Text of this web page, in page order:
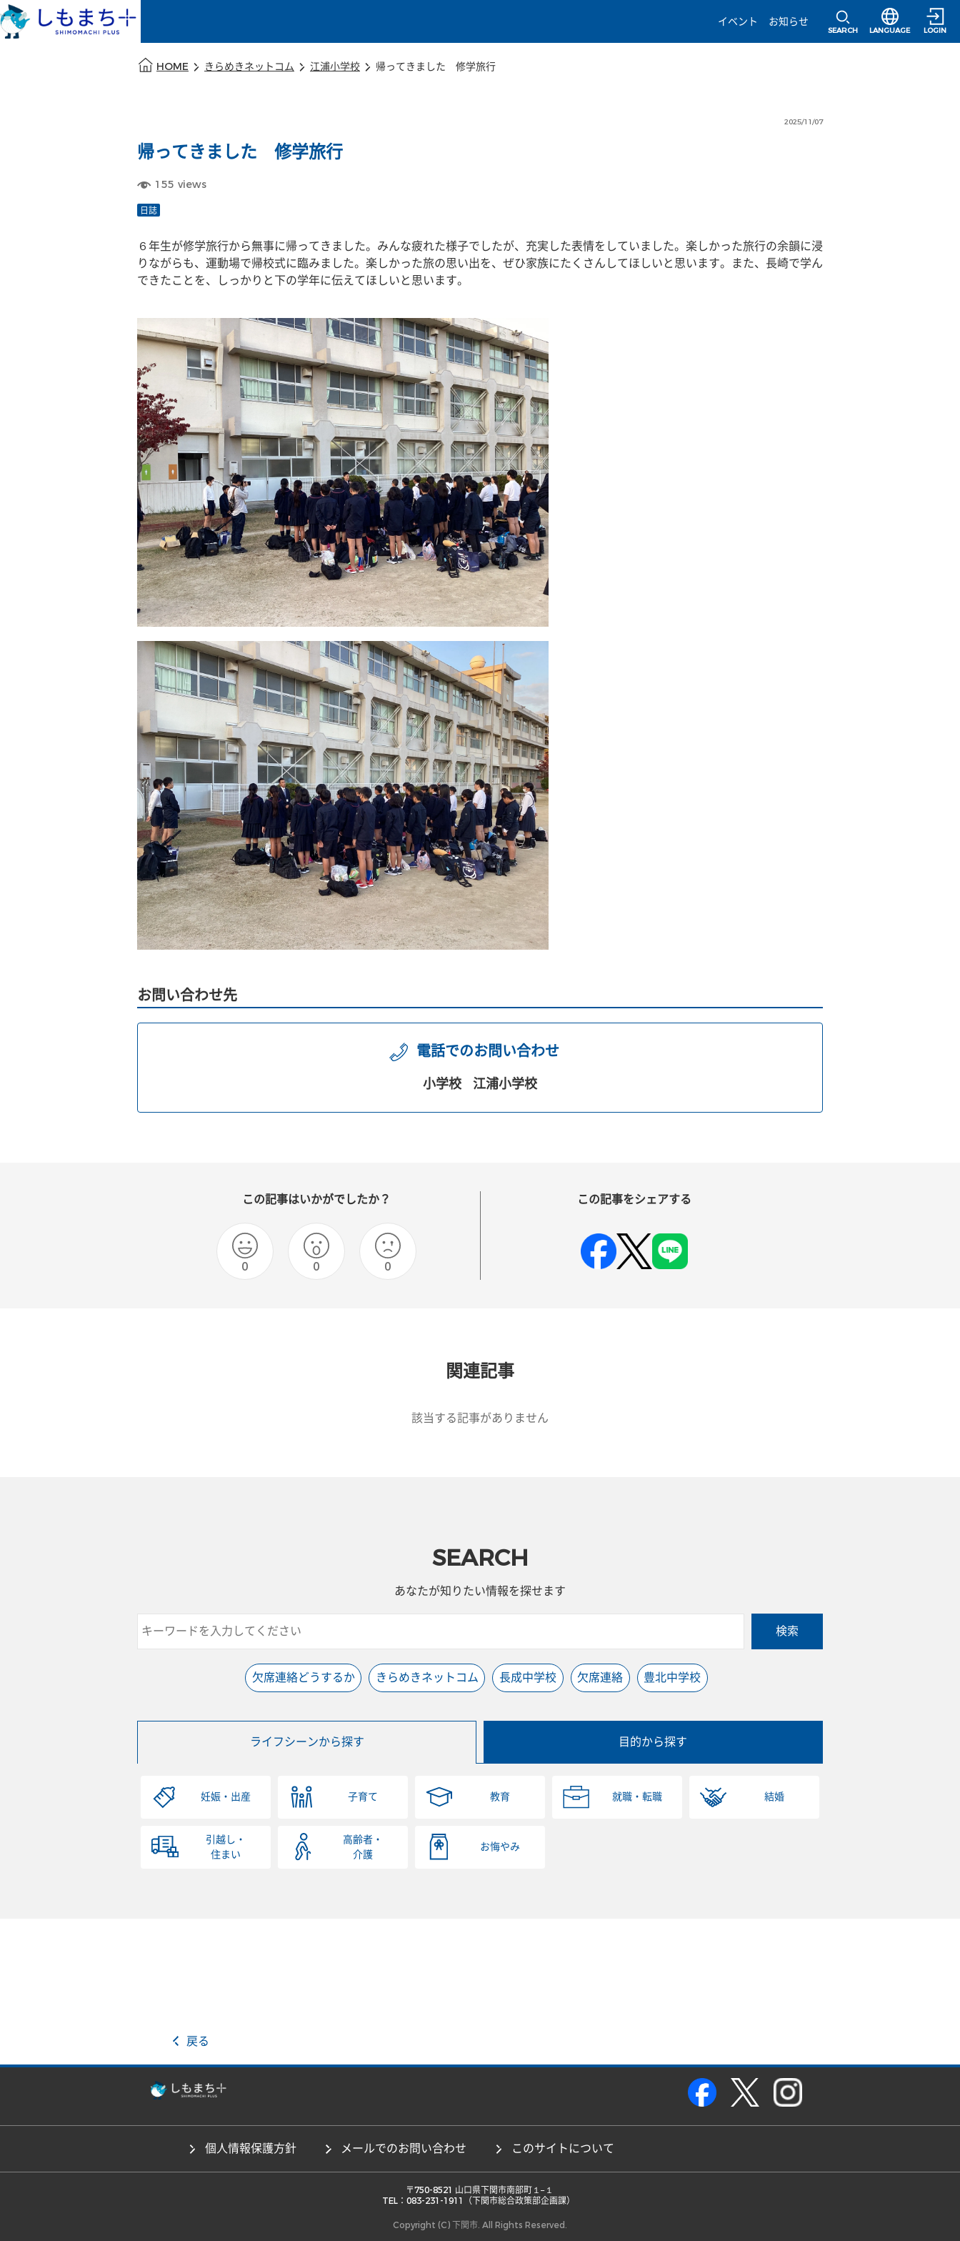
イベント
お知らせ
SEARCH
選択すると言語
LANGUAGE LOGIN
HOME きらめきネットコム 江浦小学校 帰ってきました 修学旅行
2025/11/07
帰ってきました 修学旅行
155 views
日誌
６年生が修学旅行から無事に帰ってきました。みんな疲れた様子でしたが、充実した表情をしていました。楽しかった旅行の余韻に浸
りながらも、運動場で帰校式に臨みました。楽しかった旅の思い出を、ぜひ家族にたくさんしてほしいと思います。また、長崎で学ん
できたことを、しっかりと下の学年に伝えてほしいと思います。
お問い合わせ先
電話でのお問い合わせ
小学校 江浦小学校
この記事はいかがでしたか？
0 0 0
この記事をシェアする
関連記事
該当する記事がありません
SEARCH
あなたが知りたい情報を探せます
検索
欠席連絡どうするか きらめきネットコム 長成中学校 欠席連絡 豊北中学校
ライフシーンから探す 目的から探す
妊娠・出産 子育て 教育 就職・転職 結婚
引越し・
住まい
高齢者・
介護
お悔やみ
戻る
個人情報保護方針 メールでのお問い合わせ このサイトについて
TEL：083-231-1911（下関市総合政策部企画課）
Copyright (C) 下関市. All Rights Reserved.